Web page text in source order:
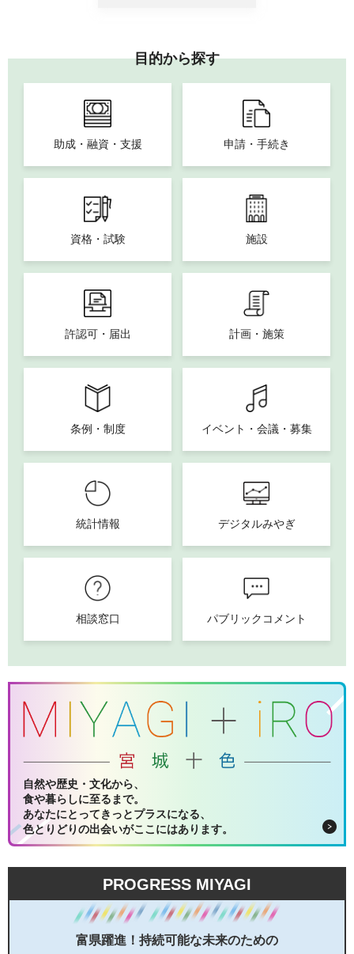
目的から探す
助成・融資・支援 申請・手続き
資格・試験 施設
許認可・届出 計画・施策
条例・制度 イベント・会議・募集
統計情報 デジタルみやぎ
相談窓口 パブリックコメント
自然や歴史・文化から、
食や暮らしに至るまで。
あなたにとってきっとプラスになる、
色とりどりの出会いがここにはあります。
PROGRESS MIYAGI
富県躍進！持続可能な未来のための